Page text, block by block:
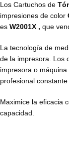
Los Cartuchos de
impresiones de color
es W2001X , que
La tecnología de
de la impresora. Los
impresora o
profesional
Maximice la eficacia
capacidad.